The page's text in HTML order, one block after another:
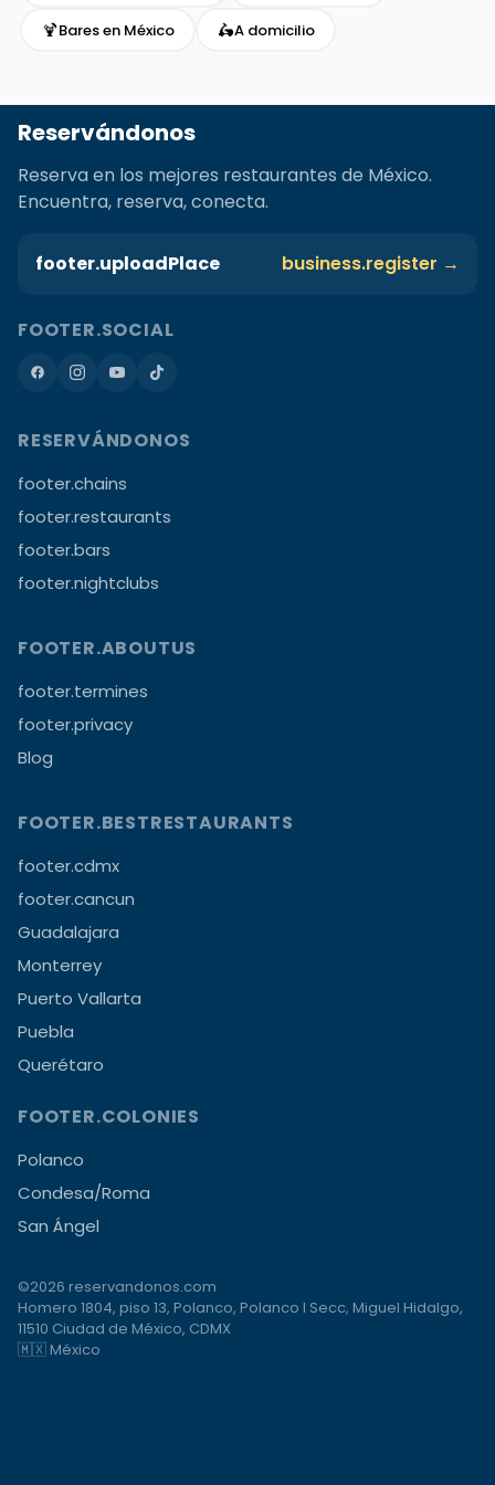
🍹Bares en México 🛵A domicilio
Reservándonos
Reserva en los mejores restaurantes de México.
Encuentra, reserva, conecta.
footer.uploadPlace business.register →
FOOTER.SOCIAL
RESERVÁNDONOS
footer.chains
footer.restaurants
footer.bars
footer.nightclubs
FOOTER.ABOUTUS
footer.termines
footer.privacy
Blog
FOOTER.BESTRESTAURANTS
footer.cdmx
footer.cancun
Guadalajara
Monterrey
Puerto Vallarta
Puebla
Querétaro
FOOTER.COLONIES
Polanco
Condesa/Roma
San Ángel
©2026 reservandonos.com
Homero 1804, piso 13, Polanco, Polanco I Secc, Miguel Hidalgo,
11510 Ciudad de México, CDMX
🇲🇽 México